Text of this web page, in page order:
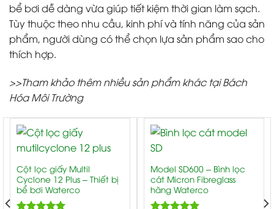
bể bơi dễ dàng vừa giúp tiết kiệm thời gian làm sạch.
Tùy thuộc theo nhu cầu, kinh phí và tính năng của sản
phẩm, người dùng có thể chọn lựa sản phẩm sao cho
thích hợp.
>>Tham khảo thêm nhiều sản phẩm khác tại Bách
Hóa Môi Trường
Cột lọc giấy Multil
Cyclone 12 Plus – Thiết bị
bể bơi Waterco
Model SD600 – Bình lọc
cát Micron Fibreglass
hãng Waterco